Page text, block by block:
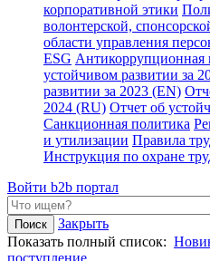
корпоративной этики
волонтерской,
области управления
ESG Антикоррупционная
устойчивом развитии за
развитии за 2023 (EN)
2024 (RU) Отчет об
Санкционная политика
и утилизации Правила
Инструкция по охране
Войти b2b портал
Закрыть
Показать полный список:
поступление